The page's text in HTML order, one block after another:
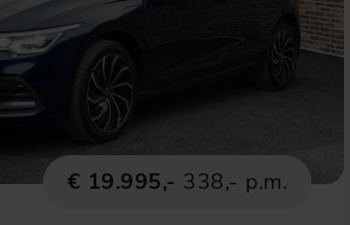
€ 19.995,- 338,- p.m.